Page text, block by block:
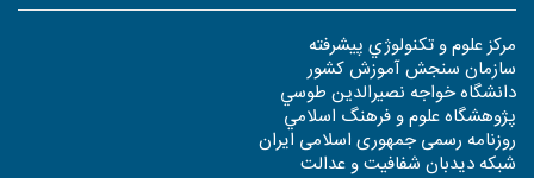
مرکز علوم و تکنولوژي پيشرفته
سازمان سنجش آموزش كشور
دانشگاه خواجه نصيرالدين طوسي
پژوهشگاه علوم و فرهنگ اسلامي
روزنامه رسمی جمهوری اسلامی ایران
شبکه دیدبان شفافیت و عدالت